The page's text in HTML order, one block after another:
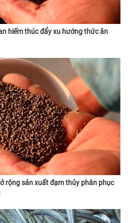
hiếm thúc đẩy xu hướng thức ăn
rộng sản xuất đạm thủy phân phục